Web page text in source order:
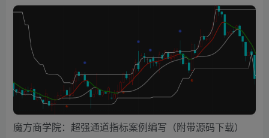
魔方商学院：超强通道指标案例编写（附带源码下载）